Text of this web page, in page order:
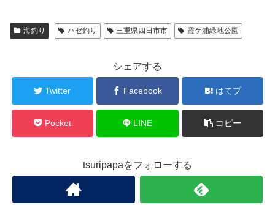
海釣り ハゼ釣り 三重県四日市市 霞ケ浦緑地公園
シェアする
Twitter Facebook はてブ
Pocket LINE コピー
tsuripapaをフォローする